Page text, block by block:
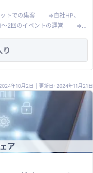
ットでの集客 ⇒自社HP、
1～2回のイベントの運営 ⇒
幅に売り上げの増加を見込む
を利用して広く世界中に発信
り
年10月2日 更新日: 2024年11月21日
ア